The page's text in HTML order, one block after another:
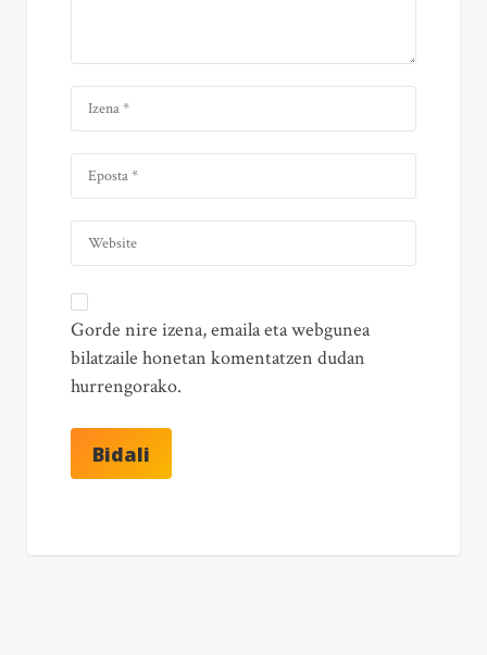
Gorde nire izena, emaila eta webgunea
bilatzaile honetan komentatzen dudan
hurrengorako.